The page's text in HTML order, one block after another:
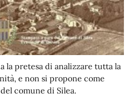
la pretesa di analizzare tutta la
e non si propone come
comune di Silea.